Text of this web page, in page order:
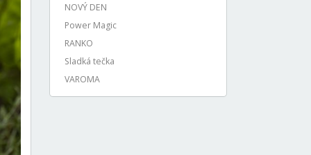
NOVÝ DEN
Power Magic
RANKO
Sladká tečka
VAROMA